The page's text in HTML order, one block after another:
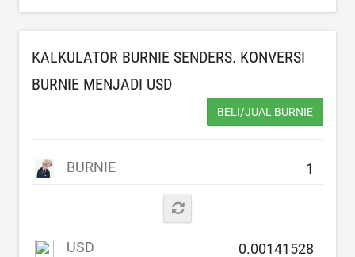
KALKULATOR BURNIE SENDERS. KONVERSI
BURNIE MENJADI USD
BELI/JUAL BURNIE
BURNIE
USD